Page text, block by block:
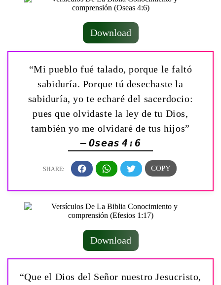
Download
“Mi pueblo fué talado, porque le faltó
sabiduría. Porque tú desechaste la
sabiduría, yo te echaré del sacerdocio:
pues que olvidaste la ley de tu Dios,
también yo me olvidaré de tus hijos”
— Oseas 4:6
Download
“Que el Dios del Señor nuestro Jesucristo,